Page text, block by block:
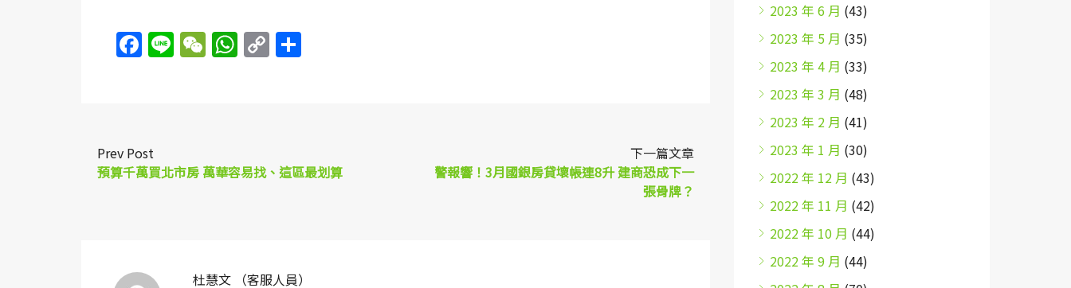
Facebook
LineWeChat
WhatsApp
Copy
Link
Prev Post
預算千萬買北市房 萬華容易找、這區最划算
下一篇文章
警報響！3月國銀房貸壞帳連8升 建商恐成下一
張骨牌？
杜慧文 （客服人員）
2023 年 6 月 (43)
2023 年 5 月 (35)
2023 年 4 月 (33)
2023 年 3 月 (48)
2023 年 2 月 (41)
2023 年 1 月 (30)
2022 年 12 月 (43)
2022 年 11 月 (42)
2022 年 10 月 (44)
2022 年 9 月 (44)